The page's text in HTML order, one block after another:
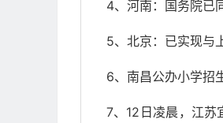
4、河南：国务院已
5、北京：已实现与
6、南昌公办小学招
7、12日凌晨，江苏